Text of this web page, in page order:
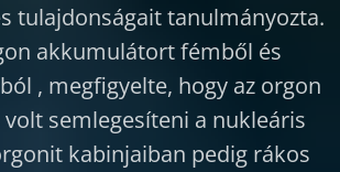
tulajdonságait tanulmányozta.
akkumulátort fémből és
, megfigyelte, hogy az orgon
semlegesíteni a nukleáris
kabinjaiban pedig rákos